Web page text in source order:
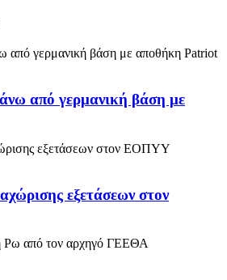
από γερμανική βάση με
εξετάσεων στον